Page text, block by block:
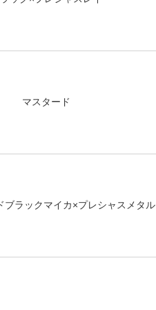
マスタード
ブラックマイカ×プレシャスメタル